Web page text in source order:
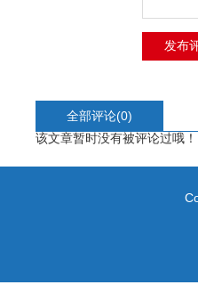
全部评论(0)
该文章暂时没有被评论过哦！